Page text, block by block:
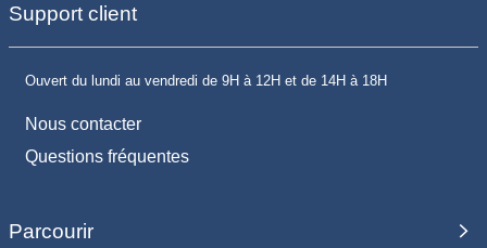
Support client
Ouvert du lundi au vendredi de 9H à 12H et de 14H à 18H
Nous contacter
Questions fréquentes
Parcourir